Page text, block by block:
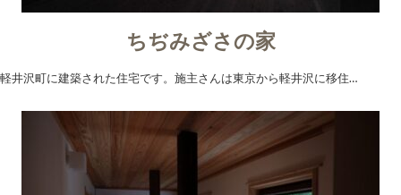
ちぢみざさの家
軽井沢町に建築された住宅です。施主さんは東京から軽井沢に移住…